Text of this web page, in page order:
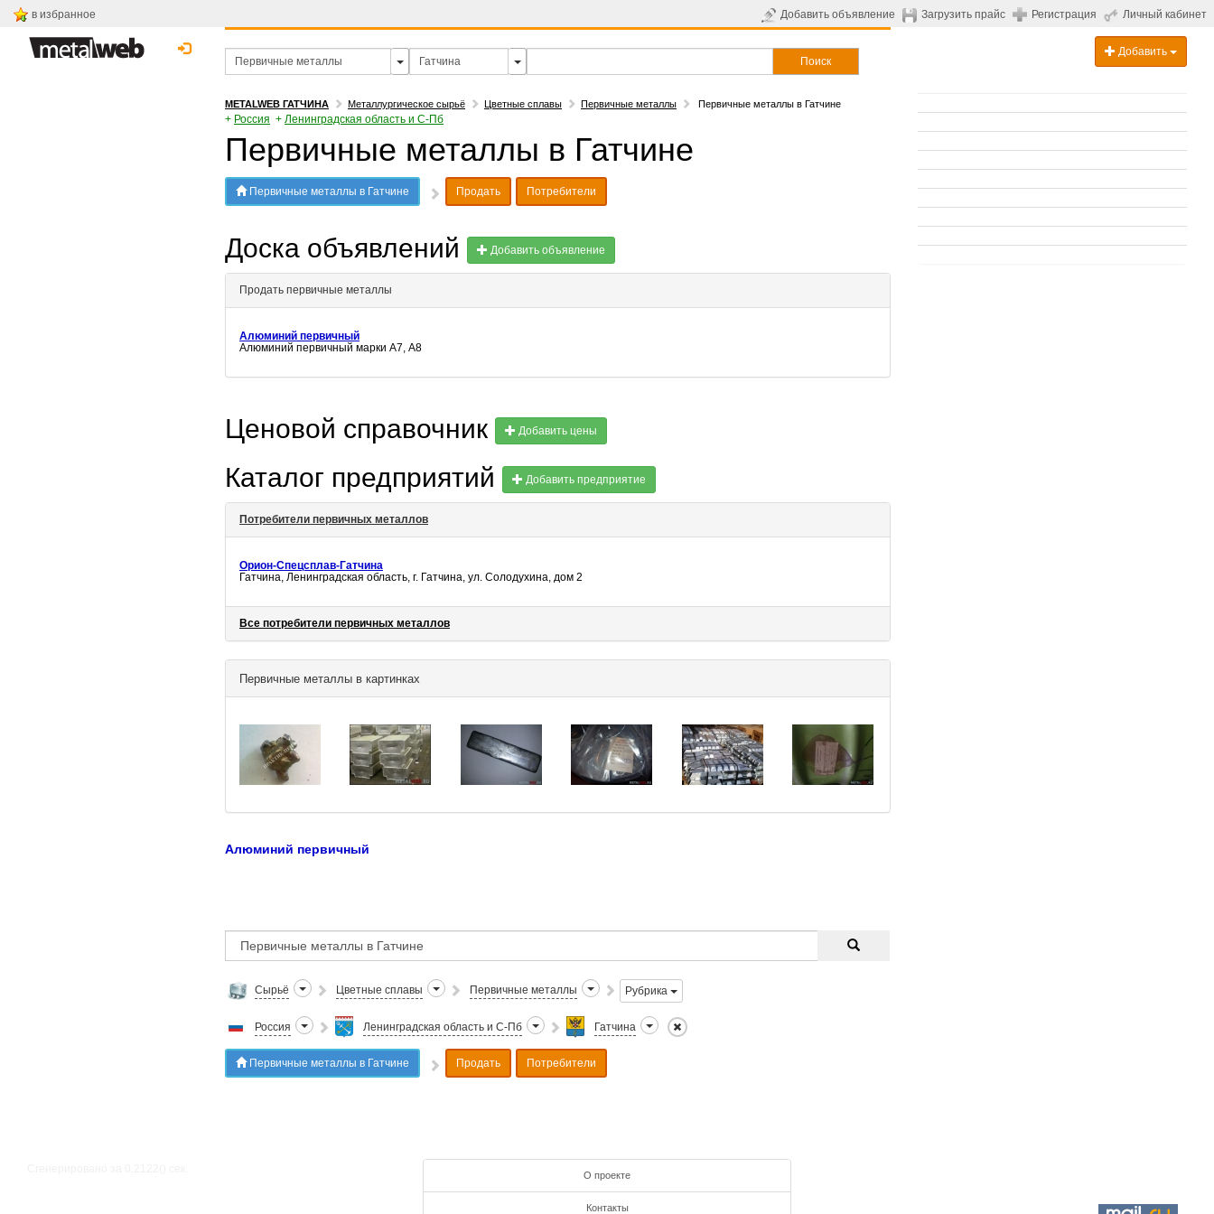
в избранное Добавить объявление Загрузить прайс Регистрация Личный кабинет
Поиск
Добавить
METALWEB ГАТЧИНА Металлургическое сырьё Цветные сплавы Первичные металлы Первичные металлы в Гатчине
+ Россия + Ленинградская область и С-Пб
Первичные металлы в Гатчине
Первичные металлы в Гатчине Продать Потребители
Доска объявлений Добавить объявление
Продать первичные металлы
Алюминий первичный
Алюминий первичный марки А7, А8
Ценовой справочник Добавить цены
Каталог предприятий Добавить предприятие
Потребители первичных металлов
Орион-Спецсплав-Гатчина
Гатчина, Ленинградская область, г. Гатчина, ул. Солодухина, дом 2
Все потребители первичных металлов
Первичные металлы в картинках
Алюминий первичный
Сырьё Цветные сплавы Первичные металлы Рубрика
Россия Ленинградская область и С-Пб Гатчина
Первичные металлы в Гатчине Продать Потребители
О проекте
Контакты